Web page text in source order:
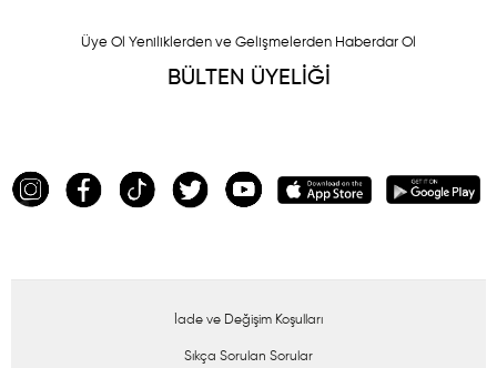
Üye Ol Yeniliklerden ve Gelişmelerden Haberdar Ol
BÜLTEN ÜYELİĞİ
İade ve Değişim Koşulları
Sıkça Sorulan Sorular